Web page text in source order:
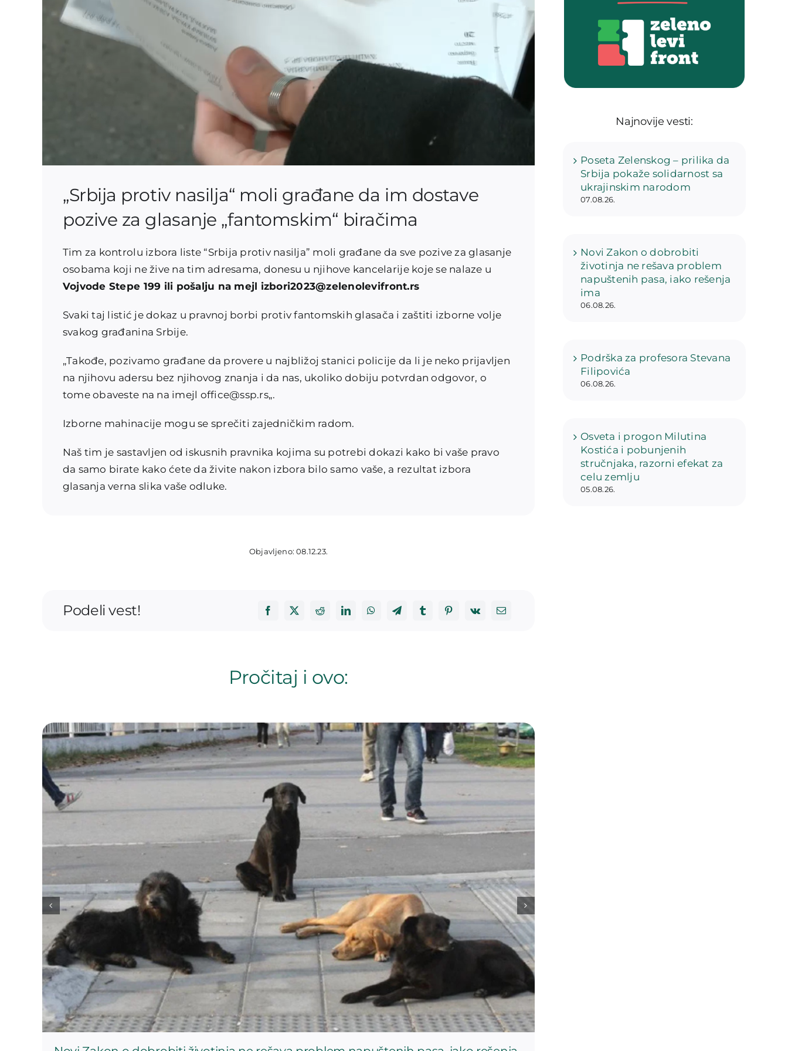
„Srbija protiv nasilja“ moli građane da im dostave
pozive za glasanje „fantomskim“ biračima
Tim za kontrolu izbora liste “Srbija protiv nasilja” moli građane da sve pozive za glasanje
osobama koji ne žive na tim adresama, donesu u njihove kancelarije koje se nalaze u
Vojvode Stepe 199 ili pošalju na mejl izbori2023@zelenolevifront.rs
Svaki taj listić je dokaz u pravnoj borbi protiv fantomskih glasača i zaštiti izborne volje
svakog građanina Srbije.
„Takođe, pozivamo građane da provere u najbližoj stanici policije da li je neko prijavljen
na njihovu adersu bez njihovog znanja i da nas, ukoliko dobiju potvrdan odgovor, o
tome obaveste na na imejl office@ssp.rs„.
Izborne mahinacije mogu se sprečiti zajedničkim radom.
Naš tim je sastavljen od iskusnih pravnika kojima su potrebi dokazi kako bi vaše pravo
da samo birate kako ćete da živite nakon izbora bilo samo vaše, a rezultat izbora
glasanja verna slika vaše odluke.
Objavljeno: 08.12.23.
Podeli vest!
Pročitaj i ovo:
Najnovije vesti:
Poseta Zelenskog – prilika da
Srbija pokaže solidarnost sa
ukrajinskim narodom
07.08.26.
Novi Zakon o dobrobiti
životinja ne rešava problem
napuštenih pasa, iako rešenja
ima
06.08.26.
Podrška za profesora Stevana
Filipovića
06.08.26.
Osveta i progon Milutina
Kostića i pobunjenih
stručnjaka, razorni efekat za
celu zemlju
05.08.26.